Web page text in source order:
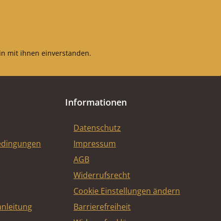
mit ihnen einverstanden.
Informationen
Datenschutz
Impressum
AGB
Widerrufsrecht
Cookie Einstellungen ändern
Barrierefreiheit